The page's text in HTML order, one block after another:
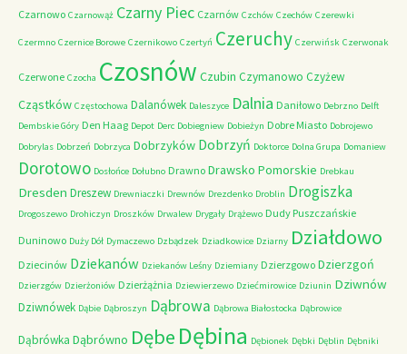
Czarnowo Czarnowąż Czarny Piec Czarnów Czchów Czechów Czerewki
Czermno Czernice Borowe Czernikowo Czertyń Czeruchy Czerwińsk Czerwonak
Czerwone Czocha Czosnów Czubin Czymanowo Czyżew
Cząstków Częstochowa Dalanówek Daleszyce Dalnia Daniłowo Debrzno Delft
Dembskie Góry Den Haag Depot Derc Dobiegniew Dobieżyn Dobre Miasto Dobrojewo
Dobrylas Dobrzeń Dobrzyca Dobrzyków Dobrzyń Doktorce Dolna Grupa Domaniew
Dorotowo Dosłońce Dołubno Drawno Drawsko Pomorskie Drebkau
Dresden Dreszew Drewniaczki Drewnów Drezdenko Droblin Drogiszka
Drogoszewo Drohiczyn Droszków Drwalew Drygały Drążewo Dudy Puszczańskie
Duninowo Duży Dół Dymaczewo Dzbądzek Dziadkowice Dziarny Działdowo
Dziecinów Dziekanów Dziekanów Leśny Dziemiany Dzierzgowo Dzierzgoń
Dzierzgów Dzierżoniów Dzierżążnia Dziewierzewo Dziećmirowice Dziunin Dziwnów
Dziwnówek Dąbie Dąbroszyn Dąbrowa Dąbrowa Białostocka Dąbrowice
Dąbrówka Dąbrówno Dębe Dębina Dębionek Dębki Dęblin Dębniki